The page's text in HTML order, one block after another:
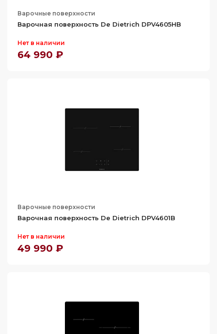
Варочные поверхности
Варочная поверхность De Dietrich DPV4605HB
Нет в наличии
64 990 ₽
Варочные поверхности
Варочная поверхность De Dietrich DPV4601B
Нет в наличии
49 990 ₽